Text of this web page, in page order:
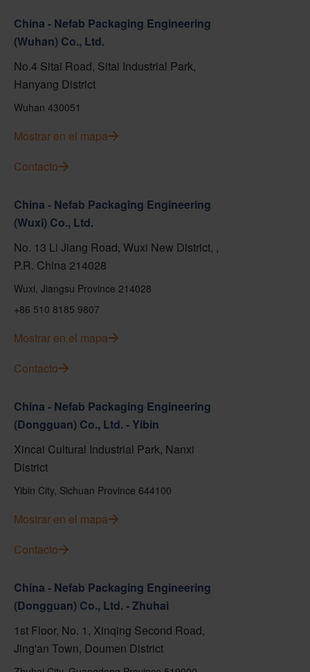
China - Nefab Packaging Engineering
(Wuhan) Co., Ltd.
No.4 Sitai Road, Sitai Industrial Park,
Hanyang District
Wuhan 430051
Mostrar en el mapa
Contacto
China - Nefab Packaging Engineering
(Wuxi) Co., Ltd.
No. 13 Li Jiang Road, Wuxi New District, ,
P.R. China 214028
Wuxi, Jiangsu Province 214028
+86 510 8185 9807
Mostrar en el mapa
Contacto
China - Nefab Packaging Engineering
(Dongguan) Co., Ltd. - Yibin
Xincai Cultural Industrial Park, Nanxi
District
Yibin City, Sichuan Province 644100
Mostrar en el mapa
Contacto
China - Nefab Packaging Engineering
(Dongguan) Co., Ltd. - Zhuhai
1st Floor, No. 1, Xinqing Second Road,
Jing'an Town, Doumen District